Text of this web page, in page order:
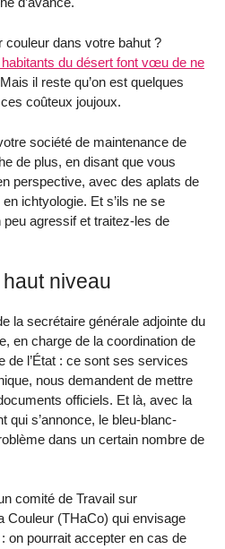
couleur dans votre bahut ?
du désert font vœu de ne
il reste qu’on est quelques
coûteux joujoux.
société de maintenance de
de plus, en disant que vous
perspective, avec des aplats de
ichtyologie. Et s’ils ne se
agressif et traitez-les de
niveau
la secrétaire générale adjointe du
en charge de la coordination de
de l’État : ce sont ses services
nous demandent de mettre
officiels. Et là, avec la
qui s’annonce, le bleu-blanc-
dans un certain nombre de
comité de Travail sur
Couleur (THaCo) qui envisage
on pourrait accepter en cas de